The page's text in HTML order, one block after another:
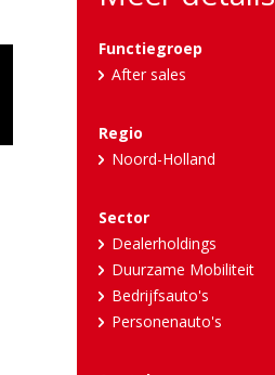
Functiegroep
After sales
Regio
Noord-Holland
Sector
Dealerholdings
Duurzame Mobiliteit
Bedrijfsauto's
Personenauto's